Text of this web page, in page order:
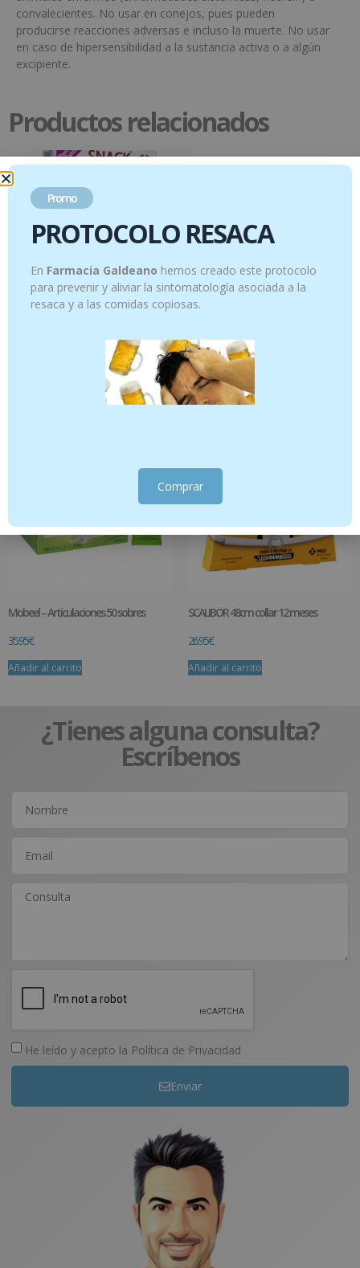
convalecientes. No usar en conejos, pues pueden
producirse reacciones adversas e incluso la muerte. No usar
en caso de hipersensibilidad a la sustancia activa o a algún
excipiente.
Productos relacionados
39.95€
Añadir al carrito
Mobeel – Articulaciones 50 sobres
35.95€
Añadir al carrito
SCALIBOR 48cm collar 12 meses
26.95€
Añadir al carrito
¿Tienes alguna consulta?
Escríbenos
He leído y acepto la Política de Privacidad
Enviar
Promo
PROTOCOLO RESACA
En Farmacia Galdeano hemos creado este protocolo
para prevenir y aliviar la sintomatología asociada a la
resaca y a las comidas copiosas.
Comprar